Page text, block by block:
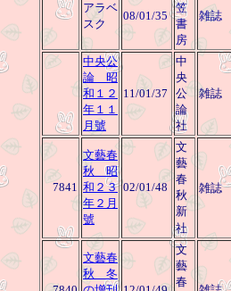
アラベ
スク
08/01/35
笠
書
房
雑誌
中央公
論 昭
和１２
年１１
月號
11/01/37
中
央
公
論
社
雑誌
7841
文藝春
秋 昭
和２３
年２月
號
02/01/48
文
藝
春
秋
新
社
雑誌
文藝春
秋 冬
文
藝
春